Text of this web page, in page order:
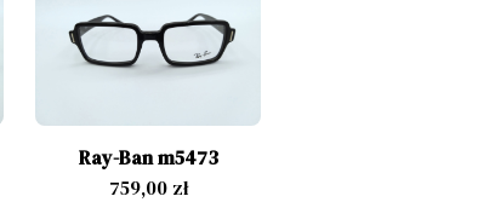
Ray-Ban m5473
759,00 zł